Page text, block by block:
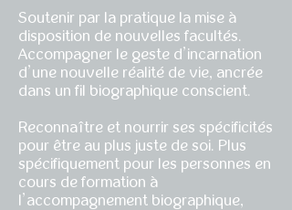
Soutenir par la pratique la mise à
disposition de nouvelles facultés.
Accompagner le geste d’incarnation
d’une nouvelle réalité de vie, ancrée
dans un fil biographique conscient.
Reconnaître et nourrir ses spécificités
pour être au plus juste de soi. Plus
spécifiquement pour les personnes en
cours de formation à
l’accompagnement biographique,